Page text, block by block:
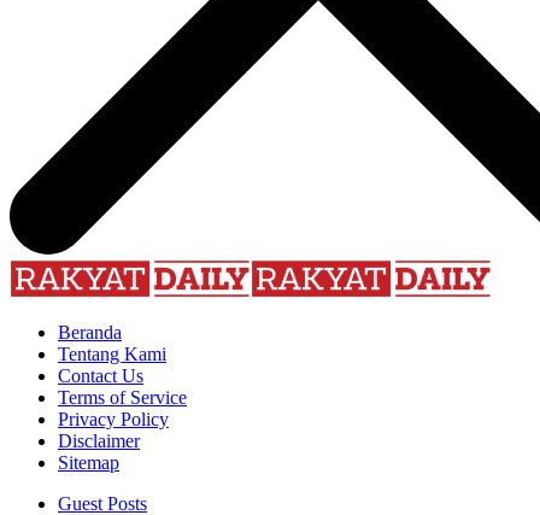
Beranda
Tentang Kami
Contact Us
Terms of Service
Privacy Policy
Disclaimer
Sitemap
Guest Posts